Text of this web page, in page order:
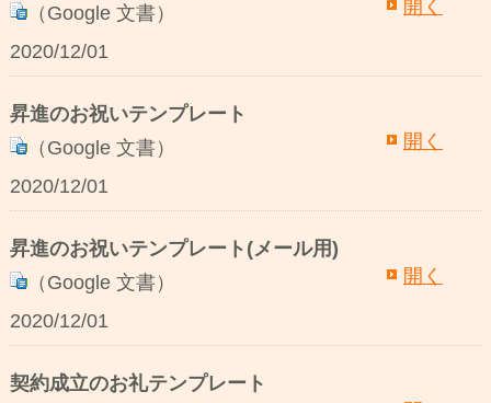
（Google 文書）
開く
2020/12/01
昇進のお祝いテンプレート
（Google 文書）
開く
2020/12/01
昇進のお祝いテンプレート(メール用)
（Google 文書）
開く
2020/12/01
契約成立のお礼テンプレート